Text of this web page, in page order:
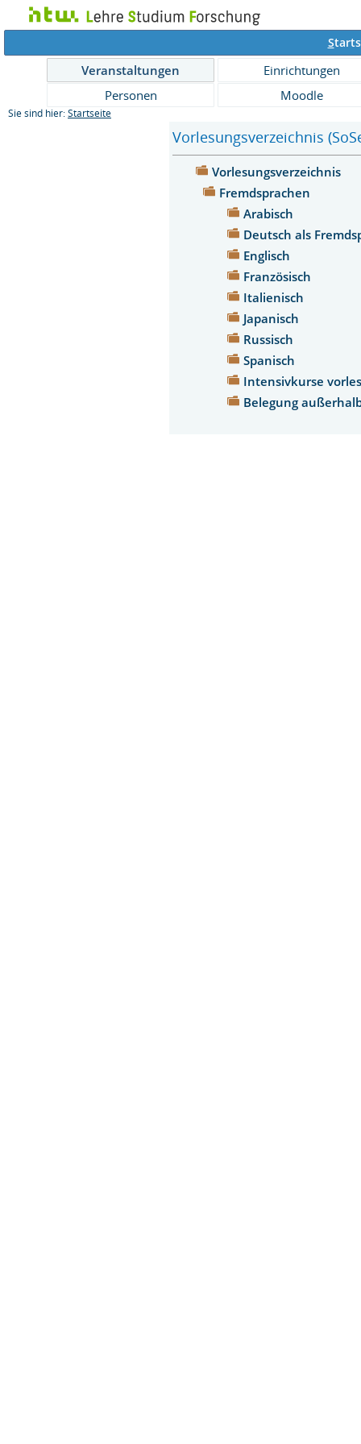
S
Veranstaltungen
Einrichtungen
Personen
Moodle
Sie sind hier: Startseite
Vorlesungsverzeichnis
Vorlesungsverzeichnis
Fremdsprachen
Arabisch
Deutsch als
Englisch
Französisch
Italienisch
Japanisch
Russisch
Spanisch
Intensivkurse
Belegung